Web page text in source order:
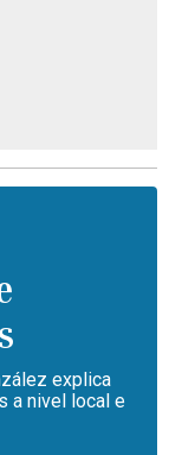
explica
a nivel local e